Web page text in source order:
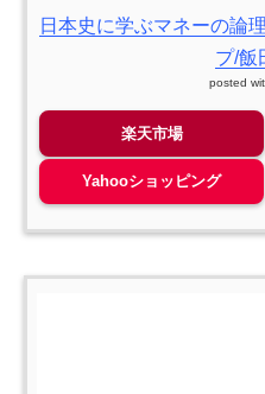
日本史に学ぶマネーの論
プ/飯
posted
楽天市場
Yahooショッピング